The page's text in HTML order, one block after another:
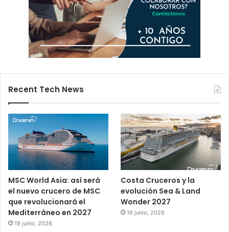
Recent Tech News
MSC World Asia: así será
el nuevo crucero de MSC
que revolucionará el
Mediterráneo en 2027
19 junio, 2026
Costa Cruceros y la
evolución Sea & Land
Wonder 2027
16 junio, 2026